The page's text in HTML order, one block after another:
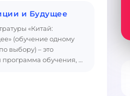
и Будущее
«Китай:
(обучение одному
выбору) – это
программа обучения, …